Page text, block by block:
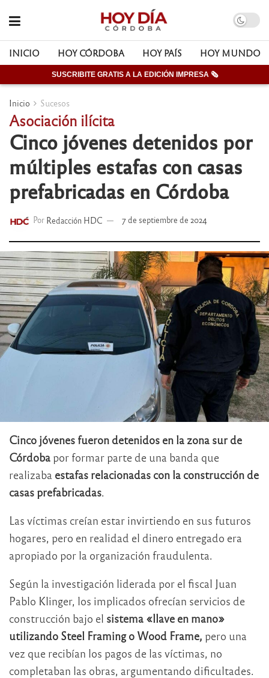
INICIO HOY CÓRDOBA HOY PAÍS HOY MUNDO
SUSCRIBITE GRATIS A LA EDICIÓN IMPRESA 🗞
Inicio Sucesos
Asociación ilícita
Cinco jóvenes detenidos por
múltiples estafas con casas
prefabricadas en Córdoba
Por Redacción HDC 7 de septiembre de 2024
Cinco jóvenes fueron detenidos en la zona sur de
Córdoba por formar parte de una banda que
realizaba estafas relacionadas con la construcción de
casas prefabricadas
Las víctimas creían estar invirtiendo en sus futuros
hogares, pero en realidad el dinero entregado era
apropiado por la organización fraudulenta.
Según la investigación liderada por el fiscal Juan
Pablo Klinger, los implicados ofrecían servicios de
construcción bajo el sistema «llave en mano»
utilizando Steel Framing o Wood Frame, pero una
vez que recibían los pagos de las víctimas, no
completaban las obras, argumentando dificultades.